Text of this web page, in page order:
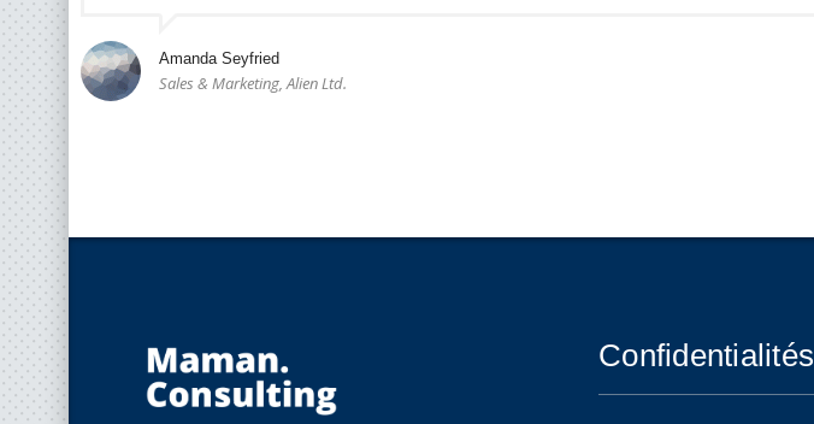
Amanda Seyfried
Sales & Marketing, Alien Ltd.
Confidentialités